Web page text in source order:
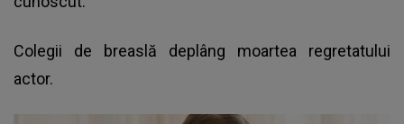
Colegii de breaslă deplâng moartea regretatului
actor.